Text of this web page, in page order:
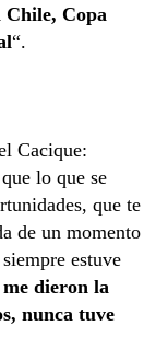
Chile, Copa
“.
Cacique:
lo que se
que te
de un momento
estuve
dieron la
nunca tuve